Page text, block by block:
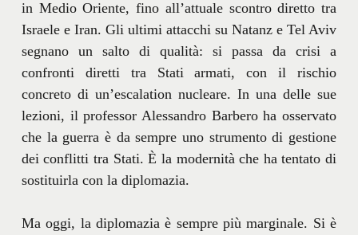
in Medio Oriente, fino all’attuale scontro diretto tra
Israele e Iran. Gli ultimi attacchi su Natanz e Tel Aviv
segnano un salto di qualità: si passa da crisi a
confronti diretti tra Stati armati, con il rischio
concreto di un’escalation nucleare. In una delle sue
lezioni, il professor Alessandro Barbero ha osservato
che la guerra è da sempre uno strumento di gestione
dei conflitti tra Stati. È la modernità che ha tentato di
sostituirla con la diplomazia.
Ma oggi, la diplomazia è sempre più marginale. Si è